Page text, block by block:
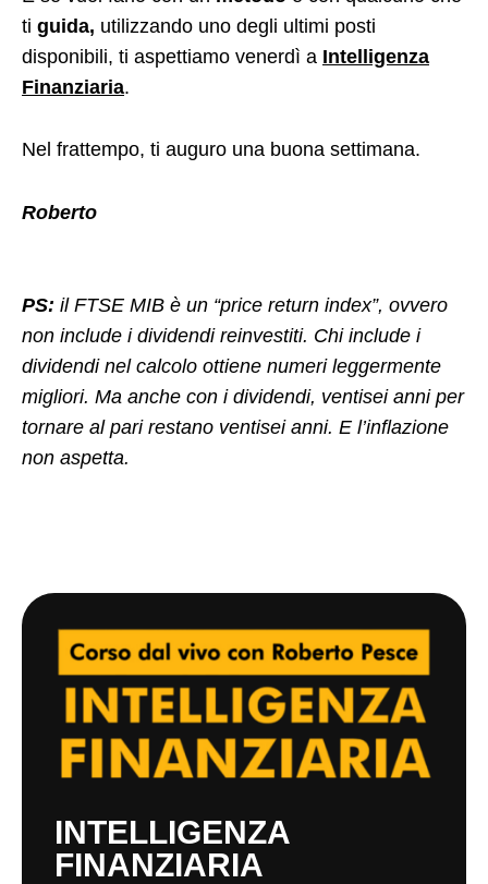
ti guida, utilizzando uno degli ultimi posti
disponibili, ti aspettiamo venerdì a Intelligenza
Finanziaria.
Nel frattempo, ti auguro una buona settimana.
Roberto
PS: il FTSE MIB è un “price return index”, ovvero
non include i dividendi reinvestiti. Chi include i
dividendi nel calcolo ottiene numeri leggermente
migliori. Ma anche con i dividendi, ventisei anni per
tornare al pari restano ventisei anni. E l’inflazione
non aspetta.
INTELLIGENZA
FINANZIARIA